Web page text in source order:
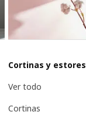
Cortinas y estores
Ver todo
Cortinas